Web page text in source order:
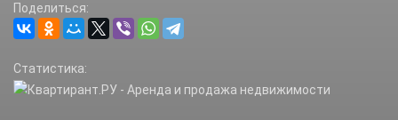
Поделиться:
Статистика: